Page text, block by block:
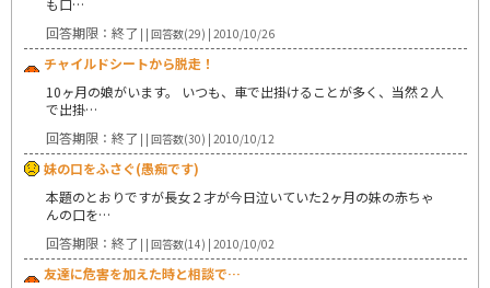
回答期限：終了 | | 回答数(29) | 2010/10/26
チャイルドシートから脱走！
10ヶ月の娘がいます。 いつも、車で出掛けることが多く、当然２人
で出掛…
回答期限：終了 | | 回答数(30) | 2010/10/12
妹の口をふさぐ(愚痴です)
本題のとおりですが長女２才が今日泣いていた2ヶ月の妹の赤ちゃ
んの口を…
回答期限：終了 | | 回答数(14) | 2010/10/02
友達に危害を加えた時と相談で…